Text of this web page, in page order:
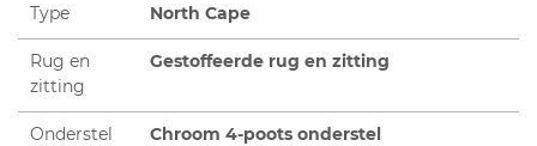
Type North Cape
Rug en
zitting
Gestoffeerde rug en zitting
Onderstel Chroom 4-poots onderstel